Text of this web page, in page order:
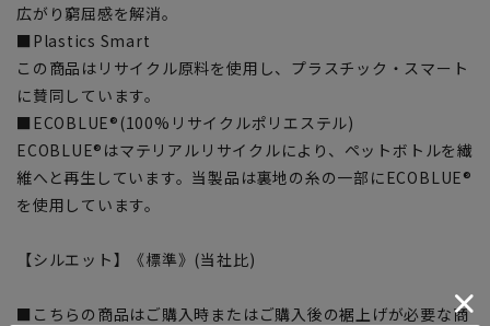
広がり窮屈感を解消。
■Plastics Smart
この商品はリサイクル原料を使用し、プラスチック・スマート
に賛同しています。
■ECOBLUE®(100%リサイクルポリエステル)
ECOBLUE®はマテリアルリサイクルにより、ペットボトルを繊
維へと再生しています。当製品は裏地の糸の一部にECOBLUE®
を使用しています。
【シルエット】《標準》(当社比)
■こちらの商品はご購入時またはご購入後の裾上げが必要な商